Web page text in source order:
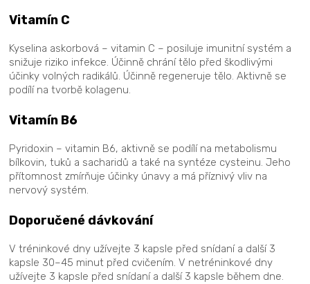
Vitamín C
Kyselina askorbová – vitamin C – posiluje imunitní systém a
snižuje riziko infekce. Účinně chrání tělo před škodlivými
účinky volných radikálů. Účinně regeneruje tělo. Aktivně se
podílí na tvorbě kolagenu.
Vitamín B6
Pyridoxin – vitamin B6, aktivně se podílí na metabolismu
bílkovin, tuků a sacharidů a také na syntéze cysteinu. Jeho
přítomnost zmírňuje účinky únavy a má příznivý vliv na
nervový systém.
Doporučené dávkování
V tréninkové dny užívejte 3 kapsle před snídaní a další 3
kapsle 30–45 minut před cvičením. V netréninkové dny
užívejte 3 kapsle před snídaní a další 3 kapsle během dne.